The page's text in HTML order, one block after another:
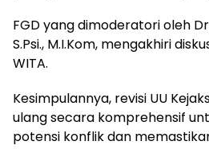
FGD yang dimoderatori oleh
S.Psi., M.I.Kom, mengakhiri
WITA.
Kesimpulannya, revisi UU
ulang secara komprehensif
potensi konflik dan